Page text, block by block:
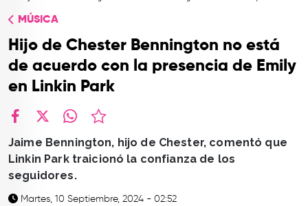
CONTACTO
MÚSICA
Hijo de Chester Bennington no está
de acuerdo con la presencia de Emily
en Linkin Park
Jaime Bennington, hijo de Chester, comentó que
Linkin Park traicionó la confianza de los
seguidores.
Martes, 10 Septiembre, 2024 - 02:52